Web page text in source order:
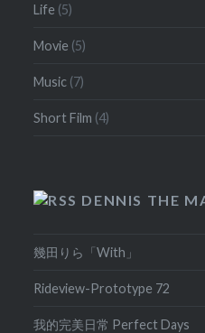
Life (5)
Movie (5)
Music (7)
Short Film (4)
DENNIS THE
幾田りら「With」
Rideview-Prototype 72
我的完美日常 Perfect Days